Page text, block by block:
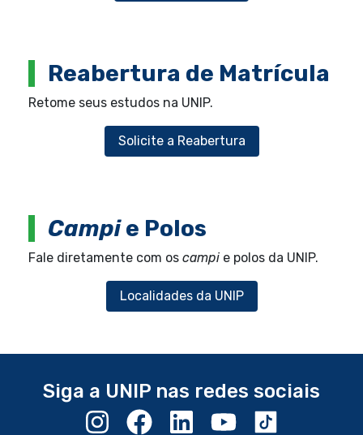
Reabertura de Matrícula
Retome seus estudos na UNIP.
Solicite a Reabertura
Campie Polos
Fale diretamente com os campi e polos da UNIP.
Localidades da UNIP
Siga a UNIP nas redes sociais